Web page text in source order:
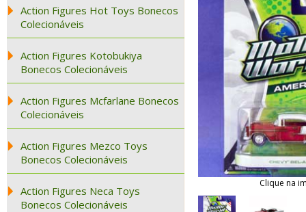
Action Figures Hot Toys Bonecos
Colecionáveis
Action Figures Kotobukiya
Bonecos Colecionáveis
Action Figures Mcfarlane Bonecos
Colecionáveis
Action Figures Mezco Toys
Bonecos Colecionáveis
Action Figures Neca Toys
Bonecos Colecionáveis
Clique na